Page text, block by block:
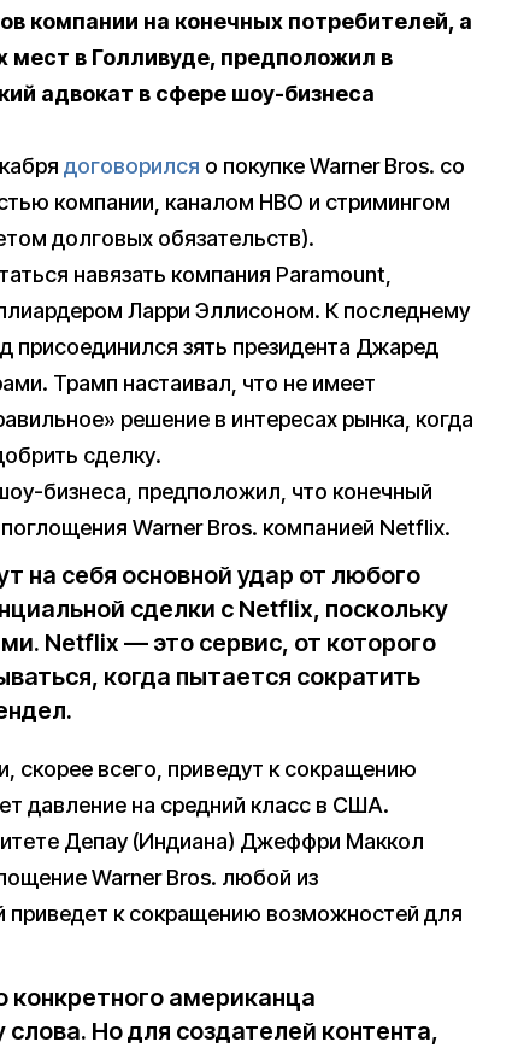
компании на конечных потребителей, а
в Голливуде, предположил в
адвокат в сфере шоу-бизнеса
договорился о покупке Warner Bros. со
компании, каналом HBO и стримингом
долговых обязательств).
навязать компания Paramount,
Ларри Эллисоном. К последнему
зять президента Джаред
Трамп настаивал, что не имеет
решение в интересах рынка, когда
сделку.
бизнеса, предположил, что конечный
Warner Bros. компанией Netflix.
на себя основной удар от любого
сделки с Netflix, поскольку
Netflix — это сервис, от которого
когда пытается сократить
скорее всего, приведут к сокращению
давление на средний класс в США.
Депау (Индиана) Джеффри Маккол
Warner Bros. любой из
приведет к сокращению возможностей для
конкретного американца
Но для создателей контента,